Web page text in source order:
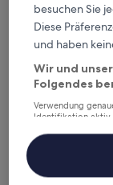
B&B Hotel
B&B Hotel
0,7 km von
von
Landhotel Airport
besuchen Sie
Diese
und haben
Wir und
Folgendes
Verwendung
Identifikation aktiv
Inhalte, Messung
Liste der